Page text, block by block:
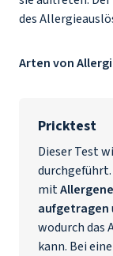
des
Arten von
Pricktest
Dieser Test
mit
aufgetragen
wodurch das
kann. Bei